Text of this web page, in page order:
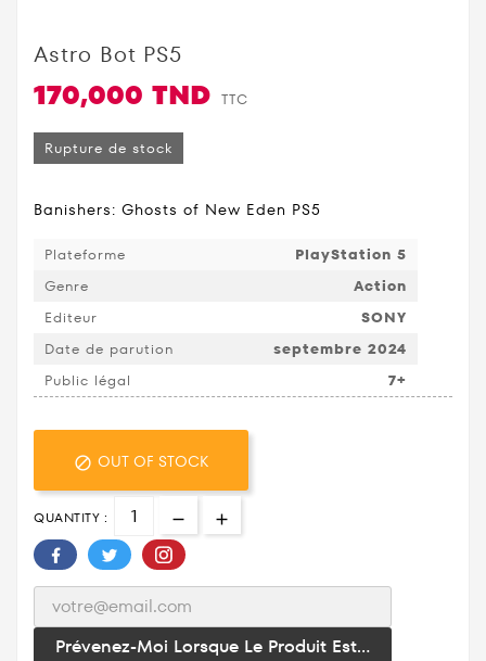
Astro Bot PS5
170,000 TND TTC
Rupture de stock
Banishers: Ghosts of New Eden PS5
Plateforme
PlayStation 5
Genre
Action
Editeur
SONY
Date de parution
septembre 2024
Public légal
7+
 OUT OF STOCK
QUANTITY :
Prévenez-Moi Lorsque Le Produit Est...